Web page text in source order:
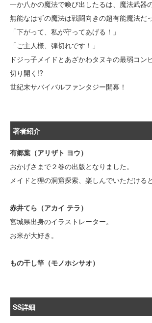
一か八かの魔法で喚び出したるは、魔法武器
無能なはずの魔法は戦闘向きの超有能魔法だ
「下がって、私が守ってあげる！」
「ご主人様、弾切れです！」
ドジっ子メイドとあざかわタヌキの最弱コン
切り開く!?
世紀末サバイバルファンタジー開幕！
著者紹介
有郷葉（アリザト ヨウ）
おかげさまで２巻の出版となりました。
メイドと狸の洞窟探索、楽しんでいただける
赤井てら（アカイ テラ）
宮城県出身のイラストレーター。
お米が大好き。
もの干し竿（モノホシサオ）
SS詳細